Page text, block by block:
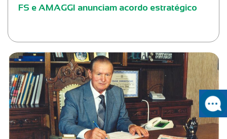
FS e AMAGGI anunciam acordo estratégico